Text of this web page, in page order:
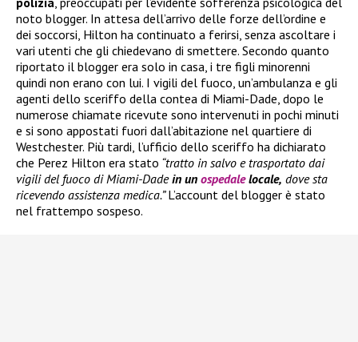
noto blogger. In attesa dell’arrivo delle forze dell’ordine e
dei soccorsi, Hilton ha continuato a ferirsi, senza ascoltare i
vari utenti che gli chiedevano di smettere. Secondo quanto
riportato il blogger era solo in casa, i tre figli minorenni
quindi non erano con lui. I vigili del fuoco, un’ambulanza e gli
agenti dello sceriffo della contea di Miami-Dade, dopo le
numerose chiamate ricevute sono intervenuti in pochi minuti
e si sono appostati fuori dall’abitazione nel quartiere di
Westchester. Più tardi, l’ufficio dello sceriffo ha dichiarato
che Perez Hilton era stato “tratto in salvo e trasportato dai
vigili del fuoco di Miami-Dadein un ospedalelocale, dove sta
ricevendo assistenza medica.”L’account del blogger è stato
nel frattempo sospeso.